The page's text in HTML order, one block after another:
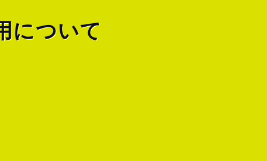
について